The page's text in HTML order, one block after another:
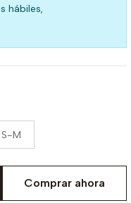
hábiles,
S-M
Comprar ahora